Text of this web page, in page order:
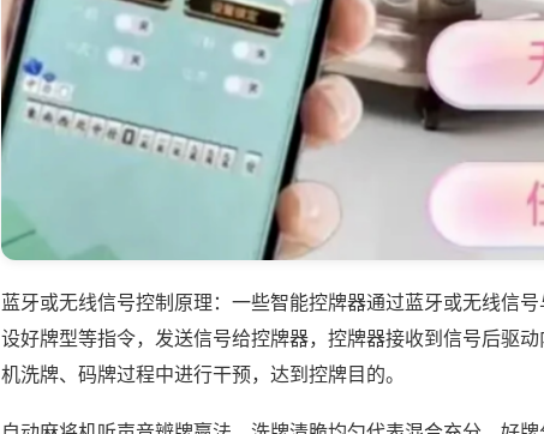
蓝牙或无线信号控制原理：一些智能控牌器通过蓝牙或无线信
设好牌型等指令，发送信号给控牌器，控牌器接收到信号后驱
机洗牌、码牌过程中进行干预，达到控牌目的。